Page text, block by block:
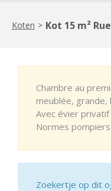
Koten > Kot 15 m²
Chambre au
meublée, grande,
Avec évier privatif
Normes
Zoekertje op dit